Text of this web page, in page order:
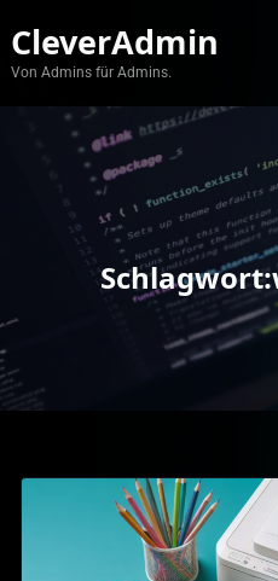
Inhalt
springen
CleverAdmin
Von Admins für Admins.